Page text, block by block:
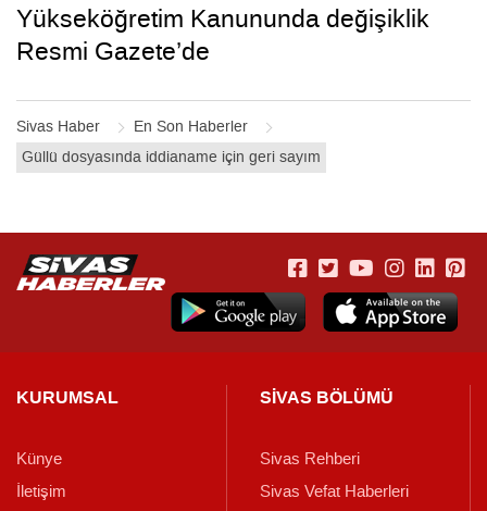
Sivas Haber
En Son Haberler
Güllü dosyasında iddianame için geri sayım
Yükseköğretim Kanununda değişiklik
Resmi Gazete’de
KURUMSAL
Künye
İletişim
SİVAS BÖLÜMÜ
Sivas Rehberi
Sivas Vefat Haberleri